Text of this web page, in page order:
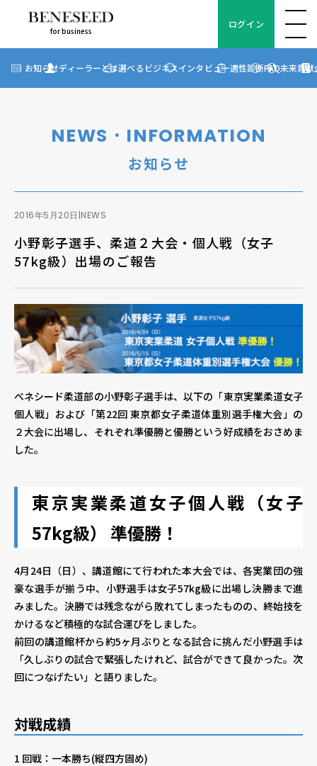
for business
お知らせ
ディーラーとは
FAQ
未来貢献
企業情報
ディーラー契約について
個人情報保護方針 個人情報の取り扱いについて 著作権について
for business
ログイン
お知らせディーラーとは選べるビジネスインタビュー適性診断
? FAQ未来貢献
NEWS・INFORMATION
お知らせ
2016年5月20日 NEWS
小野彰子選手、柔道２大会・個人戦（女子
57kg級）出場のご報告
べネシード柔道部の小野彰子選手は、以下の「東京実業柔道女子
個人戦」および「第22回 東京都女子柔道体重別選手権大会」の
２大会に出場し、それぞれ準優勝と優勝という好成績をおさめま
した。
東京実業柔道女子個人戦（女子
57kg級） 準優勝！
4月24日（日）、講道館にて行われた本大会では、各実業団の強
豪な選手が揃う中、小野選手は女子57kg級に出場し決勝まで進
みました。決勝では残念ながら敗れてしまったものの、終始技を
かけるなど積極的な試合運びをしました。
前回の講道館杯から約5ヶ月ぶりとなる試合に挑んだ小野選手は
「久しぶりの試合で緊張したけれど、試合ができて良かった。次
回につなげたい」と語りました。
対戦成績
1 回戦：一本勝ち(縦四方固め)